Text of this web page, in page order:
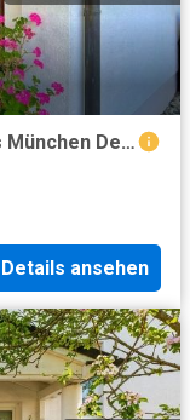
Zu Verkaufen 6 Schlafzimmer Haus München Deutschland DS95086105
Details ansehen